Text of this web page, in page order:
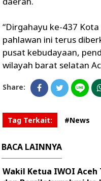
“Dirgahayu ke-437
pahlawan ini terus
pusat kebudayaan,
wilayah barat selatan
Share:
Tag Terkait: #News
BACA LAINNYA
Wakil Ketua IWOI